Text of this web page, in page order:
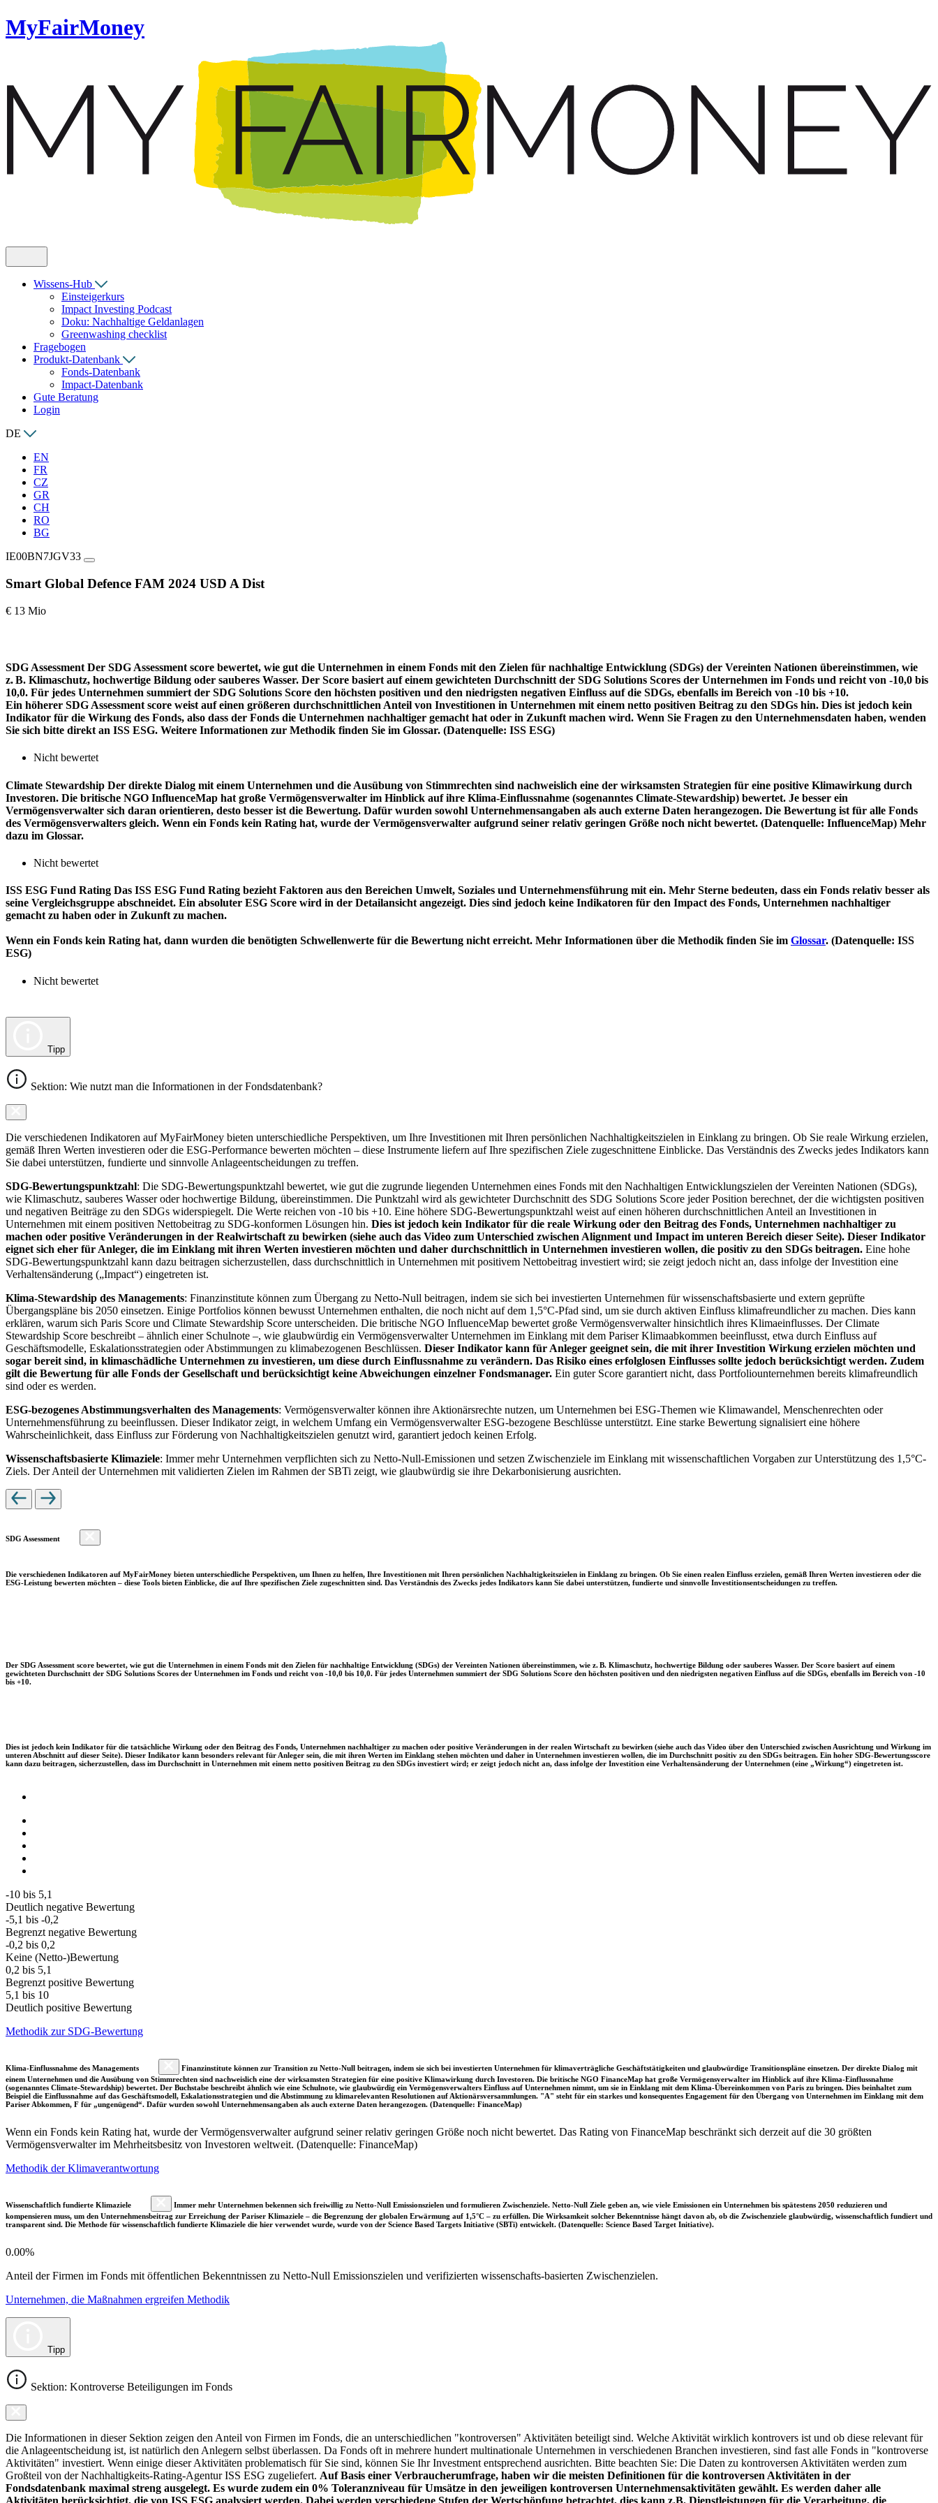
MyFairMoney
Wissens-Hub
Einsteigerkurs
Impact Investing Podcast
Doku: Nachhaltige Geldanlagen
Greenwashing checklist
Fragebogen
Produkt-Datenbank
Fonds-Datenbank
Impact-Datenbank
Gute Beratung
Login
DE
EN
FR
CZ
GR
CH
RO
BG
IE00BN7JGV33
Smart Global Defence FAM 2024 USD A Dist
€ 13 Mio
SDG Assessment Der SDG Assessment score bewertet, wie gut die Unternehmen in einem Fonds mit den Zielen für nachhaltige Entwicklung (SDGs) der Vereinten Nationen übereinstimmen, wie
z. B. Klimaschutz, hochwertige Bildung oder sauberes Wasser. Der Score basiert auf einem gewichteten Durchschnitt der SDG Solutions Scores der Unternehmen im Fonds und reicht von -10,0 bis
10,0. Für jedes Unternehmen summiert der SDG Solutions Score den höchsten positiven und den niedrigsten negativen Einfluss auf die SDGs, ebenfalls im Bereich von -10 bis +10.
Ein höherer SDG Assessment score weist auf einen größeren durchschnittlichen Anteil von Investitionen in Unternehmen mit einem netto positiven Beitrag zu den SDGs hin. Dies ist jedoch kein
Indikator für die Wirkung des Fonds, also dass der Fonds die Unternehmen nachhaltiger gemacht hat oder in Zukunft machen wird. Wenn Sie Fragen zu den Unternehmensdaten haben, wenden
Sie sich bitte direkt an ISS ESG. Weitere Informationen zur Methodik finden Sie im Glossar. (Datenquelle: ISS ESG)
Nicht bewertet
Climate Stewardship Der direkte Dialog mit einem Unternehmen und die Ausübung von Stimmrechten sind nachweislich eine der wirksamsten Strategien für eine positive Klimawirkung durch
Investoren. Die britische NGO InfluenceMap hat große Vermögensverwalter im Hinblick auf ihre Klima-Einflussnahme (sogenanntes Climate-Stewardship) bewertet. Je besser ein
Vermögensverwalter sich daran orientieren, desto besser ist die Bewertung. Dafür wurden sowohl Unternehmensangaben als auch externe Daten herangezogen. Die Bewertung ist für alle Fonds
des Vermögensverwalters gleich. Wenn ein Fonds kein Rating hat, wurde der Vermögensverwalter aufgrund seiner relativ geringen Größe noch nicht bewertet. (Datenquelle: InfluenceMap) Mehr
dazu im Glossar.
Nicht bewertet
ISS ESG Fund Rating Das ISS ESG Fund Rating bezieht Faktoren aus den Bereichen Umwelt, Soziales und Unternehmensführung mit ein. Mehr Sterne bedeuten, dass ein Fonds relativ besser als
seine Vergleichsgruppe abschneidet. Ein absoluter ESG Score wird in der Detailansicht angezeigt. Dies sind jedoch keine Indikatoren für den Impact des Fonds, Unternehmen nachhaltiger
gemacht zu haben oder in Zukunft zu machen.
Wenn ein Fonds kein Rating hat, dann wurden die benötigten Schwellenwerte für die Bewertung nicht erreicht. Mehr Informationen über die Methodik finden Sie im Glossar. (Datenquelle: ISS
ESG)
Nicht bewertet
Tipp
Sektion: Wie nutzt man die Informationen in der Fondsdatenbank?
Die verschiedenen Indikatoren auf MyFairMoney bieten unterschiedliche Perspektiven, um Ihre Investitionen mit Ihren persönlichen Nachhaltigkeitszielen in Einklang zu bringen. Ob Sie reale Wirkung erzielen,
gemäß Ihren Werten investieren oder die ESG-Performance bewerten möchten – diese Instrumente liefern auf Ihre spezifischen Ziele zugeschnittene Einblicke. Das Verständnis des Zwecks jedes Indikators kann
Sie dabei unterstützen, fundierte und sinnvolle Anlageentscheidungen zu treffen.
SDG-Bewertungspunktzahl: Die SDG-Bewertungspunktzahl bewertet, wie gut die zugrunde liegenden Unternehmen eines Fonds mit den Nachhaltigen Entwicklungszielen der Vereinten Nationen (SDGs),
wie Klimaschutz, sauberes Wasser oder hochwertige Bildung, übereinstimmen. Die Punktzahl wird als gewichteter Durchschnitt des SDG Solutions Score jeder Position berechnet, der die wichtigsten positiven
und negativen Beiträge zu den SDGs widerspiegelt. Die Werte reichen von -10 bis +10. Eine höhere SDG-Bewertungspunktzahl weist auf einen höheren durchschnittlichen Anteil an Investitionen in
Unternehmen mit einem positiven Nettobeitrag zu SDG-konformen Lösungen hin. Dies ist jedoch kein Indikator für die reale Wirkung oder den Beitrag des Fonds, Unternehmen nachhaltiger zu
machen oder positive Veränderungen in der Realwirtschaft zu bewirken (siehe auch das Video zum Unterschied zwischen Alignment und Impact im unteren Bereich dieser Seite). Dieser Indikator
eignet sich eher für Anleger, die im Einklang mit ihren Werten investieren möchten und daher durchschnittlich in Unternehmen investieren wollen, die positiv zu den SDGs beitragen. Eine hohe
SDG-Bewertungspunktzahl kann dazu beitragen sicherzustellen, dass durchschnittlich in Unternehmen mit positivem Nettobeitrag investiert wird; sie zeigt jedoch nicht an, dass infolge der Investition eine
Verhaltensänderung („Impact“) eingetreten ist.
Klima-Stewardship des Managements: Finanzinstitute können zum Übergang zu Netto-Null beitragen, indem sie sich bei investierten Unternehmen für wissenschaftsbasierte und extern geprüfte
Übergangspläne bis 2050 einsetzen. Einige Portfolios können bewusst Unternehmen enthalten, die noch nicht auf dem 1,5°C-Pfad sind, um sie durch aktiven Einfluss klimafreundlicher zu machen. Dies kann
erklären, warum sich Paris Score und Climate Stewardship Score unterscheiden. Die britische NGO InfluenceMap bewertet große Vermögensverwalter hinsichtlich ihres Klimaeinflusses. Der Climate
Stewardship Score beschreibt – ähnlich einer Schulnote –, wie glaubwürdig ein Vermögensverwalter Unternehmen im Einklang mit dem Pariser Klimaabkommen beeinflusst, etwa durch Einfluss auf
Geschäftsmodelle, Eskalationsstrategien oder Abstimmungen zu klimabezogenen Beschlüssen. Dieser Indikator kann für Anleger geeignet sein, die mit ihrer Investition Wirkung erzielen möchten und
sogar bereit sind, in klimaschädliche Unternehmen zu investieren, um diese durch Einflussnahme zu verändern. Das Risiko eines erfolglosen Einflusses sollte jedoch berücksichtigt werden. Zudem
gilt die Bewertung für alle Fonds der Gesellschaft und berücksichtigt keine Abweichungen einzelner Fondsmanager. Ein guter Score garantiert nicht, dass Portfoliounternehmen bereits klimafreundlich
sind oder es werden.
ESG-bezogenes Abstimmungsverhalten des Managements: Vermögensverwalter können ihre Aktionärsrechte nutzen, um Unternehmen bei ESG-Themen wie Klimawandel, Menschenrechten oder
Unternehmensführung zu beeinflussen. Dieser Indikator zeigt, in welchem Umfang ein Vermögensverwalter ESG-bezogene Beschlüsse unterstützt. Eine starke Bewertung signalisiert eine höhere
Wahrscheinlichkeit, dass Einfluss zur Förderung von Nachhaltigkeitszielen genutzt wird, garantiert jedoch keinen Erfolg.
Wissenschaftsbasierte Klimaziele: Immer mehr Unternehmen verpflichten sich zu Netto-Null-Emissionen und setzen Zwischenziele im Einklang mit wissenschaftlichen Vorgaben zur Unterstützung des 1,5°C-
Ziels. Der Anteil der Unternehmen mit validierten Zielen im Rahmen der SBTi zeigt, wie glaubwürdig sie ihre Dekarbonisierung ausrichten.
SDG Assessment
Die verschiedenen Indikatoren auf MyFairMoney bieten unterschiedliche Perspektiven, um Ihnen zu helfen, Ihre Investitionen mit Ihren persönlichen Nachhaltigkeitszielen in Einklang zu bringen. Ob Sie einen realen Einfluss erzielen, gemäß Ihren Werten investieren oder die
ESG-Leistung bewerten möchten – diese Tools bieten Einblicke, die auf Ihre spezifischen Ziele zugeschnitten sind. Das Verständnis des Zwecks jedes Indikators kann Sie dabei unterstützen, fundierte und sinnvolle Investitionsentscheidungen zu treffen.
Der SDG Assessment score bewertet, wie gut die Unternehmen in einem Fonds mit den Zielen für nachhaltige Entwicklung (SDGs) der Vereinten Nationen übereinstimmen, wie z. B. Klimaschutz, hochwertige Bildung oder sauberes Wasser. Der Score basiert auf einem
gewichteten Durchschnitt der SDG Solutions Scores der Unternehmen im Fonds und reicht von -10,0 bis 10,0. Für jedes Unternehmen summiert der SDG Solutions Score den höchsten positiven und den niedrigsten negativen Einfluss auf die SDGs, ebenfalls im Bereich von -10
bis +10.
Dies ist jedoch kein Indikator für die tatsächliche Wirkung oder den Beitrag des Fonds, Unternehmen nachhaltiger zu machen oder positive Veränderungen in der realen Wirtschaft zu bewirken (siehe auch das Video über den Unterschied zwischen Ausrichtung und Wirkung im
unteren Abschnitt auf dieser Seite). Dieser Indikator kann besonders relevant für Anleger sein, die mit ihren Werten im Einklang stehen möchten und daher in Unternehmen investieren wollen, die im Durchschnitt positiv zu den SDGs beitragen. Ein hoher SDG-Bewertungsscore
kann dazu beitragen, sicherzustellen, dass im Durchschnitt in Unternehmen mit einem netto positiven Beitrag zu den SDGs investiert wird; er zeigt jedoch nicht an, dass infolge der Investition eine Verhaltensänderung der Unternehmen (eine „Wirkung“) eingetreten ist.
-10 bis 5,1
Deutlich negative Bewertung
-5,1 bis -0,2
Begrenzt negative Bewertung
-0,2 bis 0,2
Keine (Netto-)Bewertung
0,2 bis 5,1
Begrenzt positive Bewertung
5,1 bis 10
Deutlich positive Bewertung
Methodik zur SDG-Bewertung
Klima-Einflussnahme des Managements
Finanzinstitute können zur Transition zu Netto-Null beitragen, indem sie sich bei investierten Unternehmen für klimaverträgliche Geschäftstätigkeiten und glaubwürdige Transitionspläne einsetzen. Der direkte Dialog mit
einem Unternehmen und die Ausübung von Stimmrechten sind nachweislich eine der wirksamsten Strategien für eine positive Klimawirkung durch Investoren. Die britische NGO FinanceMap hat große Vermögensverwalter im Hinblick auf ihre Klima-Einflussnahme
(sogenanntes Climate-Stewardship) bewertet. Der Buchstabe beschreibt ähnlich wie eine Schulnote, wie glaubwürdig ein Vermögensverwalters Einfluss auf Unternehmen nimmt, um sie in Einklang mit dem Klima-Übereinkommen von Paris zu bringen. Dies beinhaltet zum
Beispiel die Einflussnahme auf das Geschäftsmodell, Eskalationsstrategien und die Abstimmung zu klimarelevanten Resolutionen auf Aktionärsversammlungen. "A" steht für ein starkes und konsequentes Engagement für den Übergang von Unternehmen im Einklang mit dem
Pariser Abkommen, F für „ungenügend“. Dafür wurden sowohl Unternehmensangaben als auch externe Daten herangezogen. (Datenquelle: FinanceMap)
Wenn ein Fonds kein Rating hat, wurde der Vermögensverwalter aufgrund seiner relativ geringen Größe noch nicht bewertet. Das Rating von FinanceMap beschränkt sich derzeit auf die 30 größten
Vermögensverwalter im Mehrheitsbesitz von Investoren weltweit. (Datenquelle: FinanceMap)
Methodik der Klimaverantwortung
Wissenschaftlich fundierte Klimaziele
Immer mehr Unternehmen bekennen sich freiwillig zu Netto-Null Emissionszielen und formulieren Zwischenziele. Netto-Null Ziele geben an, wie viele Emissionen ein Unternehmen bis spätestens 2050 reduzieren und
kompensieren muss, um den Unternehmensbeitrag zur Erreichung der Pariser Klimaziele – die Begrenzung der globalen Erwärmung auf 1,5°C – zu erfüllen. Die Wirksamkeit solcher Bekenntnisse hängt davon ab, ob die Zwischenziele glaubwürdig, wissenschaftlich fundiert und
transparent sind. Die Methode für wissenschaftlich fundierte Klimaziele die hier verwendet wurde, wurde von der Science Based Targets Initiative (SBTi) entwickelt. (Datenquelle: Science Based Target Initiative).
0.00%
Anteil der Firmen im Fonds mit öffentlichen Bekenntnissen zu Netto-Null Emissionszielen und verifizierten wissenschafts-basierten Zwischenzielen.
Unternehmen, die Maßnahmen ergreifen Methodik
Tipp
Sektion: Kontroverse Beteiligungen im Fonds
Die Informationen in dieser Sektion zeigen den Anteil von Firmen im Fonds, die an unterschiedlichen "kontroversen" Aktivitäten beteiligt sind. Welche Aktivität wirklich kontrovers ist und ob diese relevant für
die Anlageentscheidung ist, ist natürlich den Anlegern selbst überlassen. Da Fonds oft in mehrere hundert multinationale Unternehmen in verschiedenen Branchen investieren, sind fast alle Fonds in "kontroverse
Aktivitäten" investiert. Wenn einige dieser Aktivitäten problematisch für Sie sind, können Sie Ihr Investment entsprechend ausrichten. Bitte beachten Sie: Die Daten zu kontroversen Aktivitäten werden zum
Großteil von der Nachhaltigkeits-Rating-Agentur ISS ESG zugeliefert. Auf Basis einer Verbraucherumfrage, haben wir die meisten Definitionen für die kontroversen Aktivitäten in der
Fondsdatenbank maximal streng ausgelegt. Es wurde zudem ein 0% Toleranzniveau für Umsätze in den jeweiligen kontroversen Unternehmensaktivitäten gewählt. Es werden daher alle
Aktivitäten berücksichtigt, die von ISS ESG analysiert werden. Dabei werden verschiedene Stufen der Wertschöpfung betrachtet, dies kann z.B. Dienstleistungen für die Verarbeitung, die